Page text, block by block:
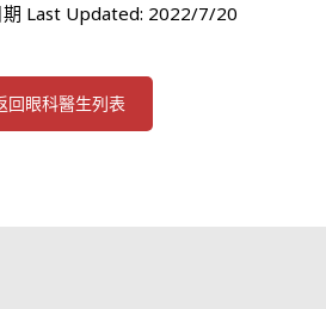
期 Last Updated: 2022/7/20
回眼科醫生列表